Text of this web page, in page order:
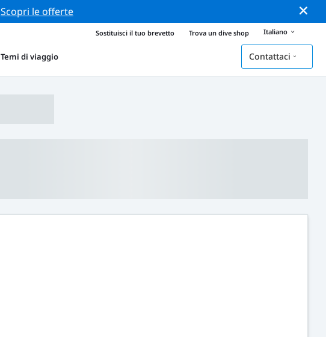
Scopri le offerte
Sostituisci il tuo brevetto Trova un dive shop Italiano
Temi di viaggio Contattaci